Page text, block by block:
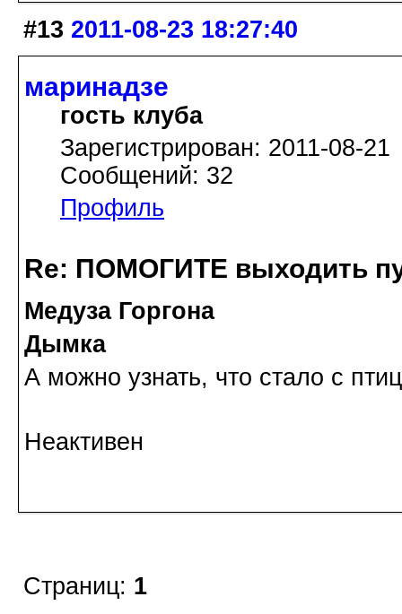
#13 2011-08-23 18:27:40
маринадзе
гость клуба
Зарегистрирован: 2011-08-21
Сообщений: 32
Профиль
Re: ПОМОГИТЕ выходить
Медуза Горгона
Дымка
А можно узнать, что стало с
Неактивен
Страниц: 1